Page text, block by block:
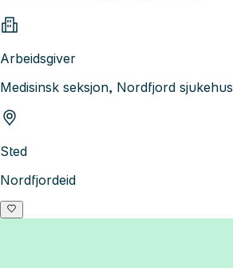
Arbeidsgiver
Medisinsk seksjon, Nordfjord sjukehus
Sted
Nordfjordeid